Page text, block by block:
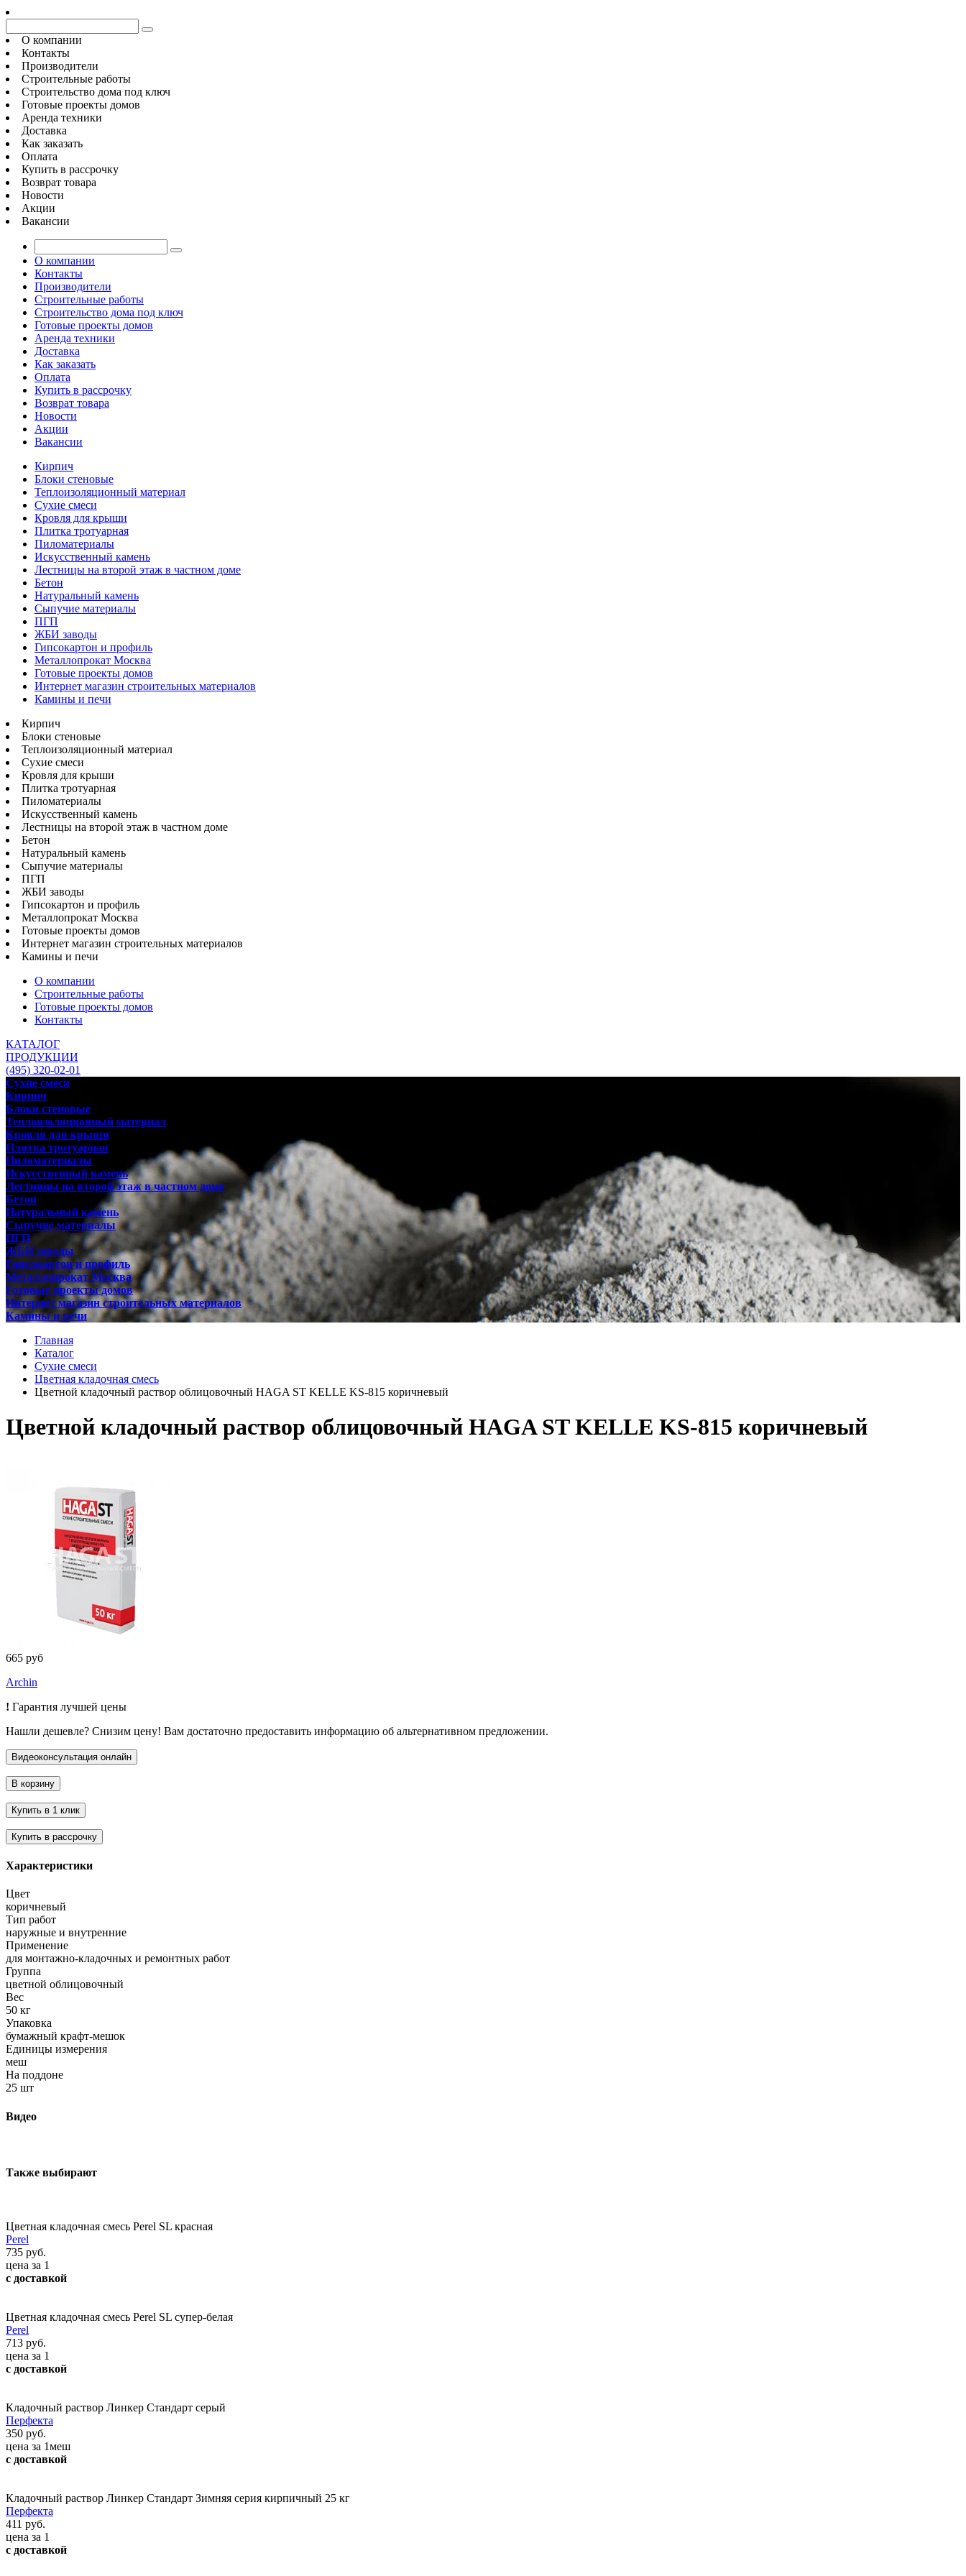
О компании
Контакты
Производители
Строительные работы
Строительство дома под ключ
Готовые проекты домов
Аренда техники
Доставка
Как заказать
Оплата
Купить в рассрочку
Возврат товара
Новости
Акции
Вакансии
О компании
Контакты
Производители
Строительные работы
Строительство дома под ключ
Готовые проекты домов
Аренда техники
Доставка
Как заказать
Оплата
Купить в рассрочку
Возврат товара
Новости
Акции
Вакансии
Кирпич
Блоки стеновые
Теплоизоляционный материал
Сухие смеси
Кровля для крыши
Плитка тротуарная
Пиломатериалы
Искусственный камень
Лестницы на второй этаж в частном доме
Бетон
Натуральный камень
Сыпучие материалы
ПГП
ЖБИ заводы
Гипсокартон и профиль
Металлопрокат Москва
Готовые проекты домов
Интернет магазин строительных материалов
Камины и печи
Кирпич
Блоки стеновые
Теплоизоляционный материал
Сухие смеси
Кровля для крыши
Плитка тротуарная
Пиломатериалы
Искусственный камень
Лестницы на второй этаж в частном доме
Бетон
Натуральный камень
Сыпучие материалы
ПГП
ЖБИ заводы
Гипсокартон и профиль
Металлопрокат Москва
Готовые проекты домов
Интернет магазин строительных материалов
Камины и печи
О компании
Строительные работы
Готовые проекты домов
Контакты
КАТАЛОГ
ПРОДУКЦИИ
(495) 320-02-01
Сухие смеси
Кирпич
Блоки стеновые
Теплоизоляционный материал
Кровля для крыши
Плитка тротуарная
Пиломатериалы
Искусственный камень
Лестницы на второй этаж в частном доме
Бетон
Натуральный камень
Сыпучие материалы
ПГП
ЖБИ заводы
Гипсокартон и профиль
Металлопрокат Москва
Готовые проекты домов
Интернет магазин строительных материалов
Камины и печи
Главная
Каталог
Сухие смеси
Цветная кладочная смесь
Цветной кладочный раствор облицовочный HAGA ST KELLE KS-815 коричневый
Цветной кладочный раствор облицовочный HAGA ST KELLE KS-815 коричневый
665 руб
Archin
! Гарантия лучшей цены
Нашли дешевле? Снизим цену! Вам достаточно предоставить информацию об альтернативном предложении.
Характеристики
Цвет
коричневый
Тип работ
наружные и внутренние
Применение
для монтажно-кладочных и ремонтных работ
Группа
цветной облицовочный
Вес
50 кг
Упаковка
бумажный крафт-мешок
Единицы измерения
меш
На поддоне
25 шт
Видео
Также выбирают
Цветная кладочная смесь Perel SL красная
Perel
735 руб.
цена за 1
с доставкой
Цветная кладочная смесь Perel SL супер-белая
Perel
713 руб.
цена за 1
с доставкой
Кладочный раствор Линкер Стандарт серый
Перфекта
350 руб.
цена за 1меш
с доставкой
Кладочный раствор Линкер Стандарт Зимняя серия кирпичный 25 кг
Перфекта
411 руб.
цена за 1
с доставкой